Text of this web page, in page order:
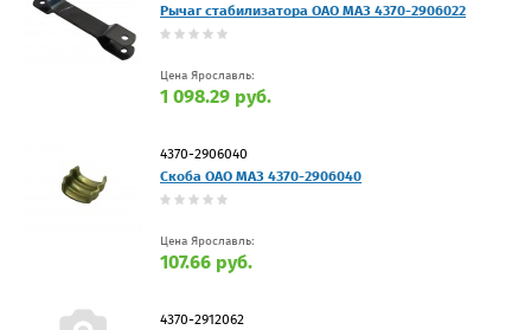
Рычаг стабилизатора ОАО МАЗ 4370-2906022
Цена Ярославль:
1 098.29 руб.
4370-2906040
Скоба ОАО МАЗ 4370-2906040
Цена Ярославль:
107.66 руб.
4370-2912062